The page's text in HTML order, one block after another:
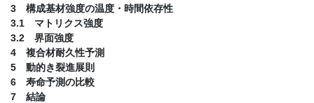
3 構成基材強度の温度・時間依存性
3.1 マトリクス強度
3.2 界面強度
4 複合材耐久性予測
5 動的き裂進展則
6 寿命予測の比較
7 結論